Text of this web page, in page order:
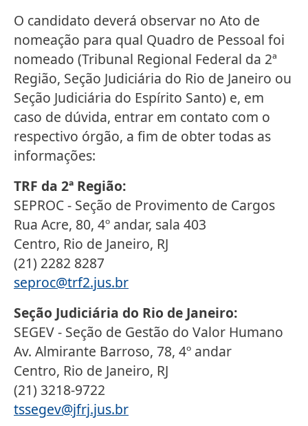
O candidato deverá observar no Ato de
nomeação para qual Quadro de Pessoal foi
nomeado (Tribunal Regional Federal da 2ª
Região, Seção Judiciária do Rio de Janeiro ou
Seção Judiciária do Espírito Santo) e, em
caso de dúvida, entrar em contato com o
respectivo órgão, a fim de obter todas as
informações:
TRF da 2ª Região:
SEPROC - Seção de Provimento de Cargos
Rua Acre, 80, 4º andar, sala 403
Centro, Rio de Janeiro, RJ
(21) 2282 8287
seproc@trf2.jus.br
Seção Judiciária do Rio de Janeiro:
SEGEV - Seção de Gestão do Valor Humano
Av. Almirante Barroso, 78, 4º andar
Centro, Rio de Janeiro, RJ
(21) 3218-9722
tssegev@jfrj.jus.br